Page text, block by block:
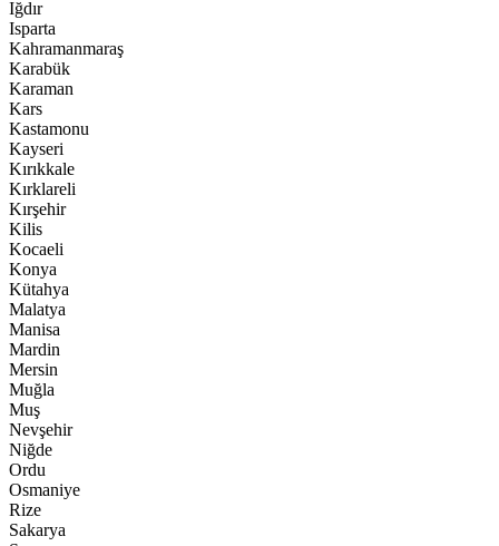
Iğdır
Isparta
Kahramanmaraş
Karabük
Karaman
Kars
Kastamonu
Kayseri
Kırıkkale
Kırklareli
Kırşehir
Kilis
Kocaeli
Konya
Kütahya
Malatya
Manisa
Mardin
Mersin
Muğla
Muş
Nevşehir
Niğde
Ordu
Osmaniye
Rize
Sakarya